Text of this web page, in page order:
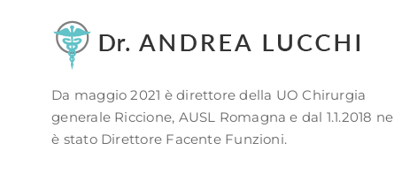
Da maggio 2021 è direttore della UO Chirurgia
generale Riccione, AUSL Romagna e dal 1.1.2018 ne
è stato Direttore Facente Funzioni.